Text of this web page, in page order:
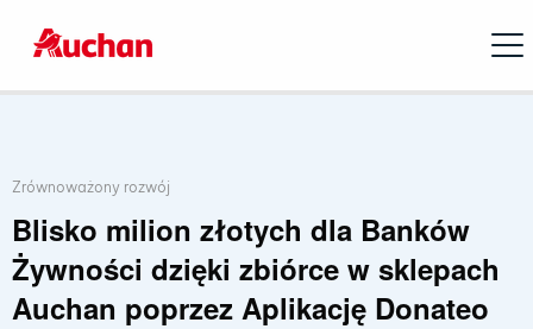
Blisko milion złotych dla Banków
Żywności dzięki zbiórce w sklepach
Auchan poprzez Aplikację Donateo
Lista przynależnych kategorii publikacji
Zrównoważony rozwój